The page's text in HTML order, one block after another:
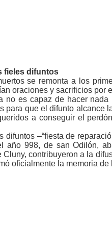
fieles difuntos
se remonta a los
oraciones y sacrificios por
no es capaz de hacer
para que el difunto alcance
a conseguir el
difuntos –“fiesta de
año 998, de san Odilón,
contribuyeron a la
oficialmente la memoria de